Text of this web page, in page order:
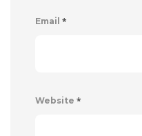
Email *
Website *